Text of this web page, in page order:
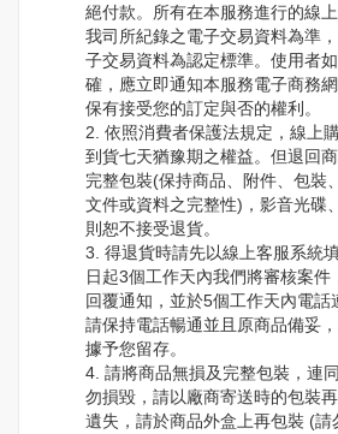
絕付款。所有在本服務進行的線
我司所紀錄之電子交易資料為準
子交易資料為認定標準。使用者
確，應立即通知本服務電子商務
保有接受您的訂定與否的權利。
2. 依照消費者保護法規定，線上
到貨七天猶豫期之權益。但退回
完整包裝(保持商品、附件、包裝
文件或資料之完整性)，影音光碟
則恕不接受退貨。
3. 得退貨時請先以線上客服系統
日起3個工作天內我們將審核案
回覆通知，並於5個工作天內電話
請保持電話暢通並且原商品備妥
據予您留存。
4. 請將商品無損及完整包裝，連
勿損毀，請以廠商寄送時的包裝
遺失，請於商品外盒上再包裝 (請